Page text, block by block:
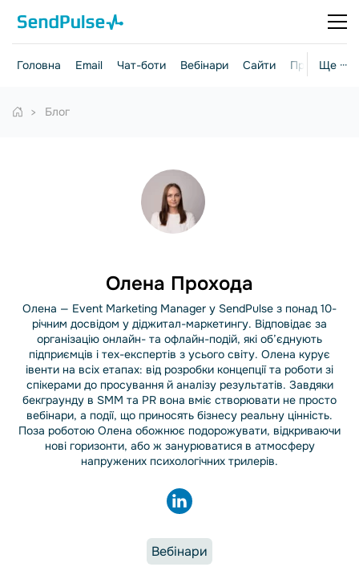
Ще ···
Головна Email Чат-боти Вебінари Сайти Практичні
Блог
Олена Прохода
Олена — Event Marketing Manager у SendPulse з понад 10-
річним досвідом у діджитал-маркетингу. Відповідає за
організацію онлайн- та офлайн-подій, які об’єднують
підприємців і тех-експертів з усього світу. Олена курує
івенти на всіх етапах: від розробки концепції та роботи зі
спікерами до просування й аналізу результатів. Завдяки
бекграунду в SMM та PR вона вміє створювати не просто
вебінари, а події, що приносять бізнесу реальну цінність.
Поза роботою Олена обожнює подорожувати, відкриваючи
нові горизонти, або ж занурюватися в атмосферу
напружених психологічних трилерів.
Вебінари